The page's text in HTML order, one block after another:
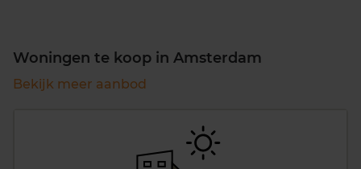
Woningen te koop in Amsterdam
Bekijk meer aanbod